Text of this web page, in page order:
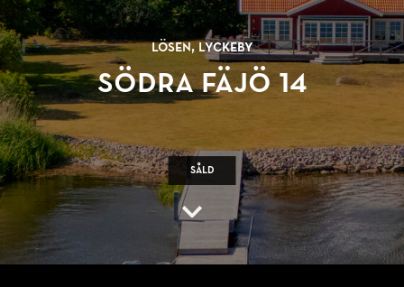
Lösen, Lyckeby
Södra Fäjö 14
Såld